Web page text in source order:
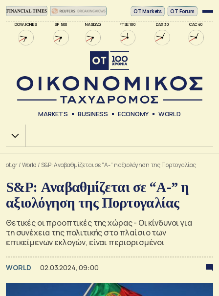
DOW JONES SP 500 NASDAQ FTSE 100 DAX 30 CAC 40
ΟΤ Markets OT Forum
MARKETS BUSINESS ECONOMY WORLD
Χ.Α.
ot.gr/World / S&P: Αναβαθμίζεται σε “A-” η αξιολόγηση της Πορτογαλίας
S&P: Αναβαθμίζεται σε “A-” η
αξιολόγηση της Πορτογαλίας
Θετικές οι προοπτικές της χώρας - Οι κίνδυνοι για
τη συνέχεια της πολιτικής στο πλαίσιο των
επικείμενων εκλογών, είναι περιορισμένοι
WORLD 02.03.2024, 09:00